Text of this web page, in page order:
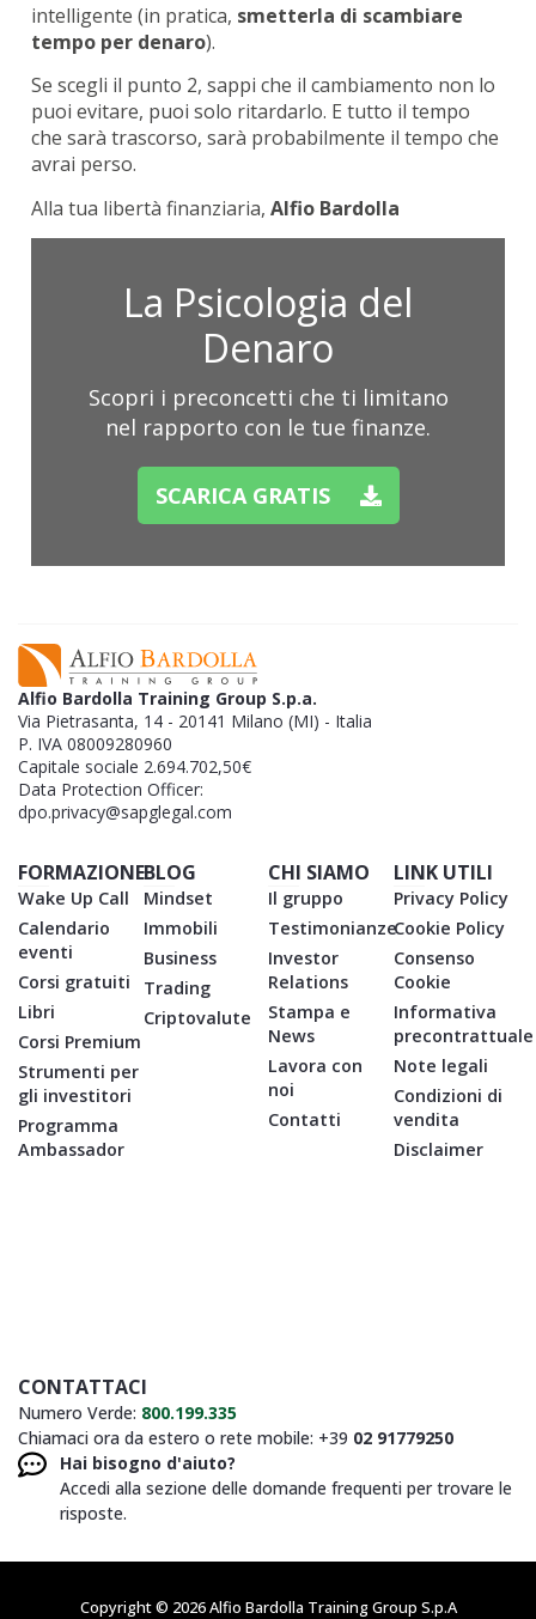
intelligente (in pratica, smetterla di scambiare
tempo per denaro).
Se scegli il punto 2, sappi che il cambiamento non lo
puoi evitare, puoi solo ritardarlo. E tutto il tempo
che sarà trascorso, sarà probabilmente il tempo che
avrai perso.
Alla tua libertà finanziaria, Alfio Bardolla
La Psicologia del
Denaro
Scopri i preconcetti che ti limitano
nel rapporto con le tue finanze.
SCARICA GRATIS
Alfio Bardolla Training Group S.p.a.
Via Pietrasanta, 14 - 20141 Milano (MI) - Italia
P. IVA 08009280960
Capitale sociale 2.694.702,50€
Data Protection Officer:
dpo.privacy@sapglegal.com
FORMAZIONE
Wake Up Call
Calendario
eventi
Corsi gratuiti
Libri
Corsi Premium
Strumenti per
gli investitori
Programma
Ambassador
BLOG
Mindset
Immobili
Business
Trading
Criptovalute
CHI SIAMO
Il gruppo
Testimonianze
Investor
Relations
Stampa e
News
Lavora con
noi
Contatti
LINK UTILI
Privacy Policy
Cookie Policy
Consenso
Cookie
Informativa
precontrattuale
Note legali
Condizioni di
vendita
Disclaimer
CONTATTACI
Numero Verde: 800.199.335
Chiamaci ora da estero o rete mobile: +39 02 91779250
Hai bisogno d'aiuto?
Accedi alla sezione delle domande frequenti per trovare le
risposte.
Copyright © 2026 Alfio Bardolla Training Group S.p.A